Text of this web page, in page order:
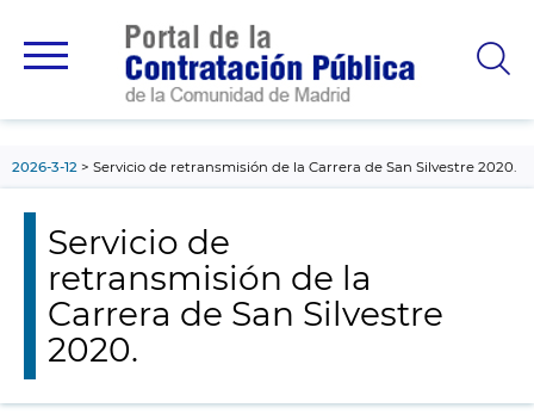
principal
2026-3-12 Servicio de retransmisión de la Carrera de San Silvestre 2020.
Servicio de
retransmisión de la
Carrera de San Silvestre
2020.